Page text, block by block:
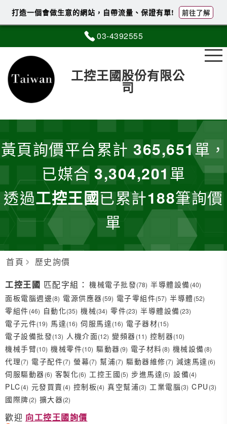
03-4392555
工控王國股份有限公
司
黃頁詢價平台累計 365,651單，
已媒合 3,304,201單
透過工控王國已累計188筆詢價
單
首頁
歷史詢價
工控王國 匹配字組： 機械電子批發(78) 半導體設備(40)
面板電腦週邊(8) 電源供應器(59) 電子零組件(57) 半導體(52)
零組件(46) 自動化(35) 機械(34) 零件(23) 半導體設備(23)
電子元件(19) 馬達(16) 伺服馬達(16) 電子器材(15)
電子設備批發(13) 人機介面(12) 變頻器(11) 控制器(10)
機械手臂(10) 機械零件(10) 驅動器(9) 電子材料(8) 機械設備(8)
代理(7) 電子配件(7) 螢幕(7) 幫浦(7) 驅動器維修(7) 減速馬達 (6)
伺服驅動器(6) 客製化(6) 工控王國(5) 步進馬達(5) 設備(4)
PLC(4) 元發買賣 (4) 控制板(4) 真空幫浦(3) 工業電腦(3) CPU (3)
國際牌(2) 擴大器(2)
歡迎 向工控王國詢價
打造一個會做生意的網站，自帶流量、保證有單! 前往了解